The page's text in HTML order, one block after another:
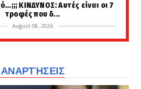
ΚΙΝΔΥΝΟΣ: Αυτές είναι οι 7
τροφές που δ...
August 08, 2026
PERIVALLON
August 08, 2026